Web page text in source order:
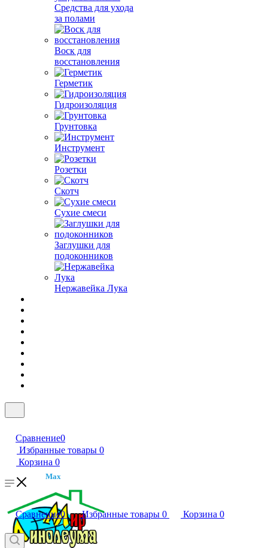
Средства для ухода
за полами
Воск для
восстановления
Герметик
Гидроизоляция
Грунтовка
Инструмент
Розетки
Скотч
Сухие смеси
Заглушки для
подоконников
Нержавейка Лука
Сравнение0
Избранные товары 0
Корзина 0
Max
Сравнение0 Избранные товары 0 Корзина 0